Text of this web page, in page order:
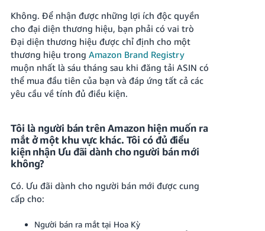
Không. Để nhận được những lợi ích độc quyền
cho đại diện thương hiệu, bạn phải có vai trò
Đại diện thương hiệu được chỉ định cho một
thương hiệu trong Amazon Brand Registry
muộn nhất là sáu tháng sau khi đăng tải ASIN có
thể mua đầu tiên của bạn và đáp ứng tất cả các
yêu cầu về tính đủ điều kiện.
Tôi là người bán trên Amazon hiện muốn ra
mắt ở một khu vực khác. Tôi có đủ điều
kiện nhận Ưu đãi dành cho người bán mới
không?
Có. Ưu đãi dành cho người bán mới được cung
cấp cho:
Người bán ra mắt tại Hoa Kỳ